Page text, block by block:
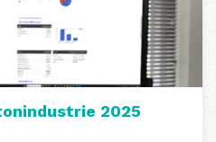
2025